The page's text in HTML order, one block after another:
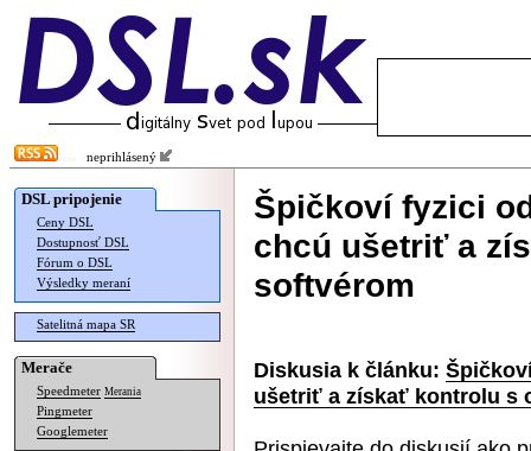
neprihlásený
DSL pripojenie
Ceny DSL
Dostupnosť DSL
Fórum o DSL
Výsledky meraní
Satelitná mapa SR
Merače
Speedmeter Merania
Pingmeter
Googlemeter
Špičkoví fyzici
chcú ušetriť a
softvérom
Diskusia k článku:
ušetriť a získať kontrolu s